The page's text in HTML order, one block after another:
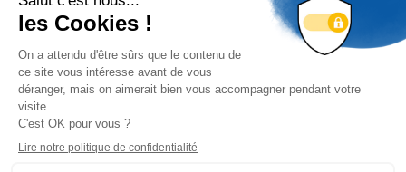
75 009 Paris
Trouver un
professionnel
Nous suivre